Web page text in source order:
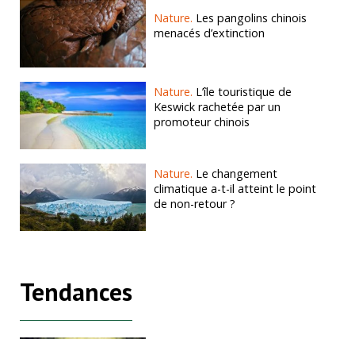
Nature. Les pangolins chinois
menacés d’extinction
Nature. L’île touristique de
Keswick rachetée par un
promoteur chinois
Nature. Le changement
climatique a-t-il atteint le point
de non-retour ?
Tendances